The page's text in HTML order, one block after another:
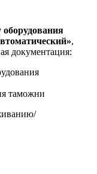
,
документация:
таможни